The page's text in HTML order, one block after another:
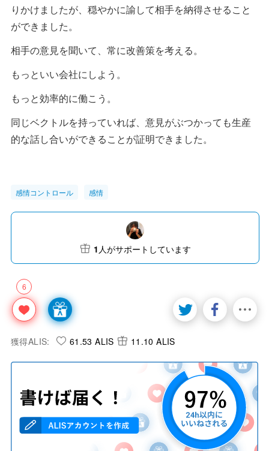
りかけましたが、穏やかに諭して相手を納得させること
ができました。
相手の意見を聞いて、常に改善策を考える。
もっといい会社にしよう。
もっと効率的に働こう。
同じベクトルを持っていれば、意見がぶつかっても生産
的な話し合いができることが証明できました。
感情コントロール 感情
6
1 人がサポートしています
獲得ALIS: 61.53 ALIS 11.10 ALIS